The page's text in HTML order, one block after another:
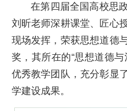
在第四届全国高校思
刘昕老师深耕课堂、匠心
现场发挥，荣获思想道德
奖，其所在的“思想道德
优秀教学团队，充分彰显
学建设成果。